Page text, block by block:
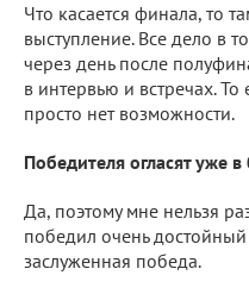
Что касается финала, то
выступление. Все дело в
через день после
в интервью и встречах. То
просто нет возможности.
Победителя огласят уже
Да, поэтому мне нельзя
победил очень достойный
заслуженная победа.